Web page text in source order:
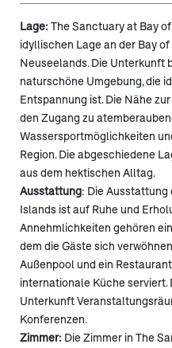
Lage: The Sanctuary at Bay
idyllischen Lage an der Bay
Neuseelands. Die Unterkunft
naturschöne Umgebung, die
Entspannung ist. Die Nähe
den Zugang zu
Wassersportmöglichkeiten
Region. Die abgeschiedene
aus dem hektischen Alltag.
Ausstattung: Die Ausstattung
Islands ist auf Ruhe und
Annehmlichkeiten gehören
dem die Gäste sich
Außenpool und ein
internationale Küche serviert.
Unterkunft
Konferenzen.
Zimmer: Die Zimmer in The